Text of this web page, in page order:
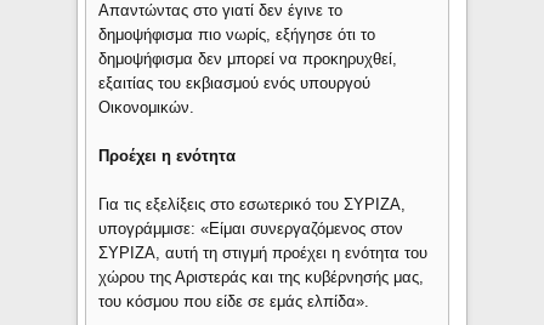
Απαντώντας στο γιατί δεν έγινε το
δημοψήφισμα πιο νωρίς, εξήγησε ότι το
δημοψήφισμα δεν μπορεί να προκηρυχθεί,
εξαιτίας του εκβιασμού ενός υπουργού
Οικονομικών.
Προέχει η ενότητα
Για τις εξελίξεις στο εσωτερικό του ΣΥΡΙΖΑ,
υπογράμμισε: «Είμαι συνεργαζόμενος στον
ΣΥΡΙΖΑ, αυτή τη στιγμή προέχει η ενότητα του
χώρου της Αριστεράς και της κυβέρνησής μας,
του κόσμου που είδε σε εμάς ελπίδα».